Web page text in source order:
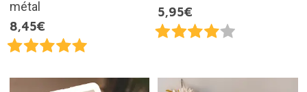
métal
8,45€
5,95€